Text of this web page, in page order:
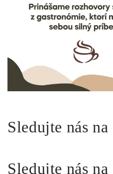
Sledujte nás
Sledujte nás